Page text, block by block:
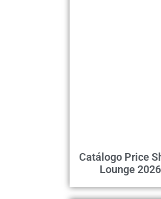
Catálogo Price
Lounge